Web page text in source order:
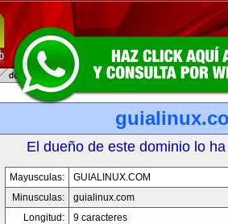
El dueño de este dominio lo
Mayusculas:
GUIALINUX.COM
Minusculas:
guialinux.com
Longitud:
9 caracteres